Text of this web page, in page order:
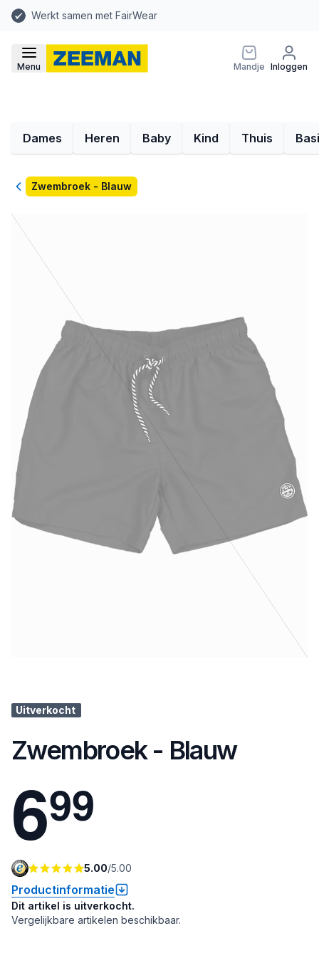
Werkt samen met FairWear
Menu Mandje Inloggen
Dames Heren Baby Kind Thuis
TerugZwembroek - Blauw
Uitverkocht
Zwembroek - Blauw
699
5.00/5.00
Productinformatie
Dit artikel is uitverkocht.
Vergelijkbare artikelen beschikbaar.